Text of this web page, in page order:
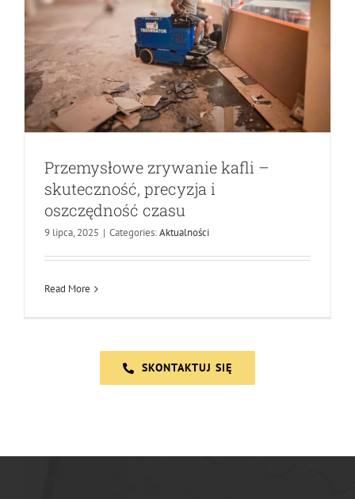
Przemysłowe zrywanie kafli –
skuteczność, precyzja i
oszczędność czasu
9 lipca, 2025 | Categories:Aktualności
Read More
SKONTAKTUJ SIĘ